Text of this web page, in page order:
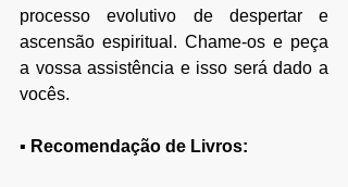
processo evolutivo de despertar e
ascensão espiritual. Chame-os e peça
a vossa assistência e isso será dado a
vocês.
▪ Recomendação de Livros: